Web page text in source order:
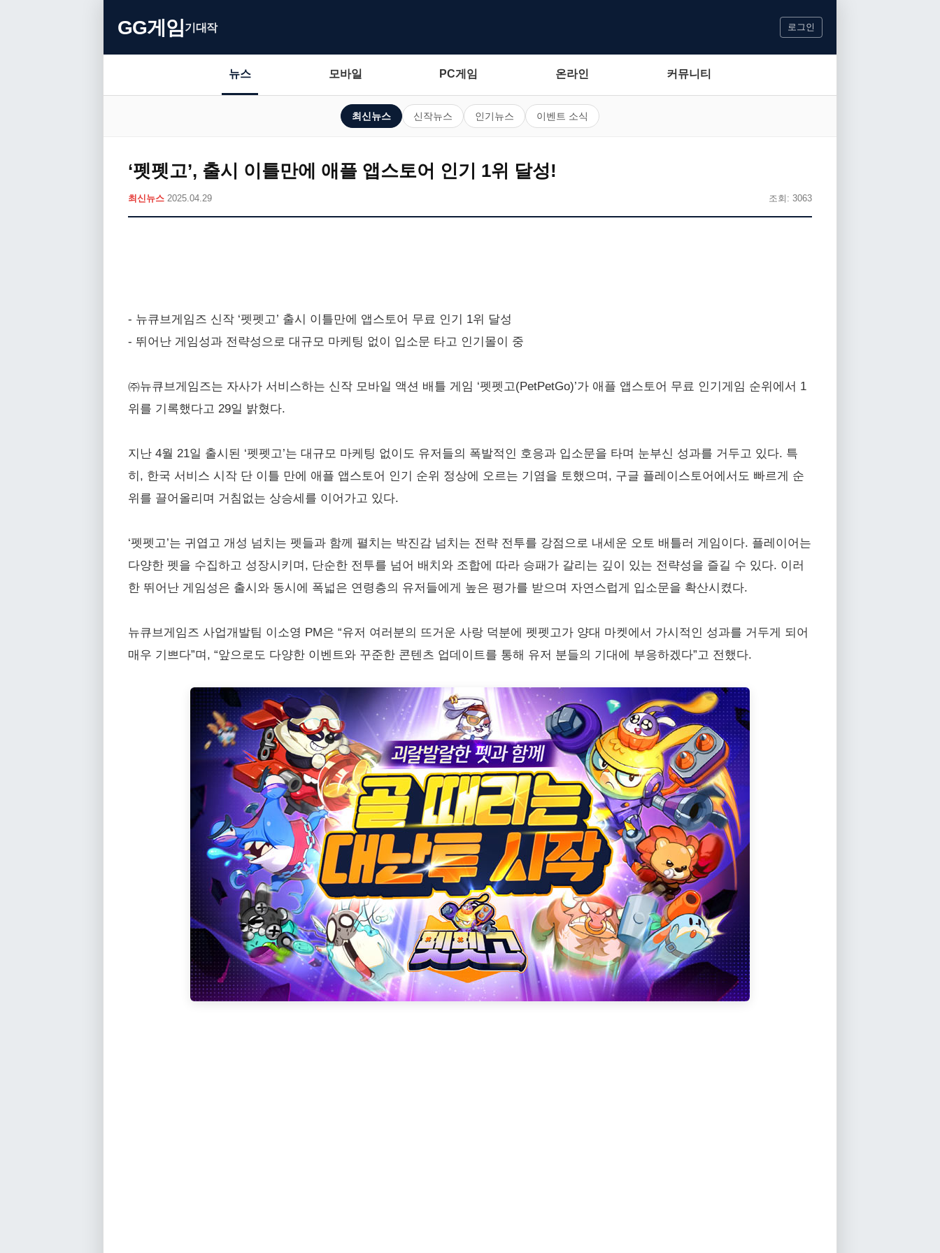
GG게임기대작 로그인
뉴스 모바일 PC게임 온라인 커뮤니티
최신뉴스 신작뉴스 인기뉴스 이벤트 소식
‘펫펫고’, 출시 이틀만에 애플 앱스토어 인기 1위 달성!
최신뉴스 2025.04.29 조회: 3063
- 뉴큐브게임즈 신작 ‘펫펫고’ 출시 이틀만에 앱스토어 무료 인기 1위 달성
- 뛰어난 게임성과 전략성으로 대규모 마케팅 없이 입소문 타고 인기몰이 중
㈜뉴큐브게임즈는 자사가 서비스하는 신작 모바일 액션 배틀 게임 ‘펫펫고(PetPetGo)’가 애플 앱스토어 무료 인기게임 순위에서 1
위를 기록했다고 29일 밝혔다.
지난 4월 21일 출시된 ‘펫펫고’는 대규모 마케팅 없이도 유저들의 폭발적인 호응과 입소문을 타며 눈부신 성과를 거두고 있다. 특
히, 한국 서비스 시작 단 이틀 만에 애플 앱스토어 인기 순위 정상에 오르는 기염을 토했으며, 구글 플레이스토어에서도 빠르게 순
위를 끌어올리며 거침없는 상승세를 이어가고 있다.
‘펫펫고’는 귀엽고 개성 넘치는 펫들과 함께 펼치는 박진감 넘치는 전략 전투를 강점으로 내세운 오토 배틀러 게임이다. 플레이어는
다양한 펫을 수집하고 성장시키며, 단순한 전투를 넘어 배치와 조합에 따라 승패가 갈리는 깊이 있는 전략성을 즐길 수 있다. 이러
한 뛰어난 게임성은 출시와 동시에 폭넓은 연령층의 유저들에게 높은 평가를 받으며 자연스럽게 입소문을 확산시켰다.
뉴큐브게임즈 사업개발팀 이소영 PM은 “유저 여러분의 뜨거운 사랑 덕분에 펫펫고가 양대 마켓에서 가시적인 성과를 거두게 되어
매우 기쁘다”며, “앞으로도 다양한 이벤트와 꾸준한 콘텐츠 업데이트를 통해 유저 분들의 기대에 부응하겠다”고 전했다.